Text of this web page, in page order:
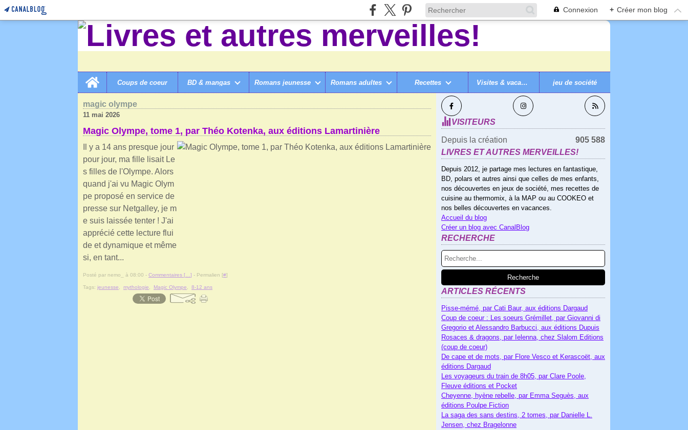
Connexion + Créer mon blog
Home
Coups de coeur
BD & mangas Romans jeunesse Romans adultes Recettes Visites & vacances jeu de société
LIVRES ET AUTRES MERVEILLES! > CATEGORIES > MAGIC OLYMPE
magic olympe
11 mai 2026
Magic Olympe, tome 1, par Théo Kotenka, aux éditions Lamartinière
Il y a 14 ans presque jour
pour jour, ma fille lisait Le
s filles de l'Olympe. Alors
quand j'ai vu Magic Olym
pe proposé en service de
presse sur Netgalley, je m
e suis laissée tenter ! J'ai
apprécié cette lecture flui
de et dynamique et même
si, en tant...
Posté par nemo_ à 08:00 - Commentaires [ ] - Permalien [#]
Tags: jeunesse mythologie Magic Olympe 8-12 ans
SUIVEZ-MOI
VISITEURS
Depuis la création
905 588
LIVRES ET AUTRES MERVEILLES!
Depuis 2012, je partage mes lectures en fantastique,
BD, polars et autres ainsi que celles de mes enfants,
nos découvertes en jeux de société, mes recettes de
cuisine au thermomix, à la MAP ou au COOKEO et
nos belles découvertes en vacances.
Accueil du blog
Créer un blog avec CanalBlog
RECHERCHE
ARTICLES RÉCENTS
Pisse-mémé, par Cati Baur, aux éditions Dargaud
Coup de coeur : Les soeurs Grémillet, par Giovanni di
Gregorio et Alessandro Barbucci, aux éditions Dupuis
Rosaces & dragons, par Ielenna, chez Slalom Editions
(coup de coeur)
De cape et de mots, par Flore Vesco et Kerascoët, aux
éditions Dargaud
Les voyageurs du train de 8h05, par Clare Poole,
Fleuve éditions et Pocket
Cheyenne, hyène rebelle, par Emma Seguès, aux
éditions Poulpe Fiction
La saga des sans destins, 2 tomes, par Danielle L.
Jensen, chez Bragelonne